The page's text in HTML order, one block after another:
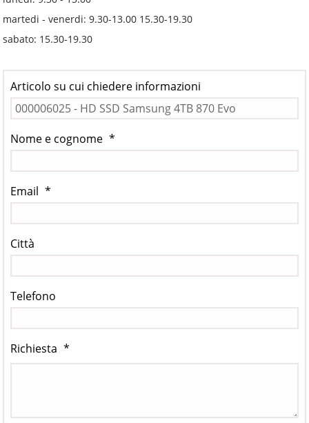
martedi - venerdi: 9.30-13.00 15.30-19.30
sabato: 15.30-19.30
Articolo su cui chiedere informazioni
Nome e cognome *
Email *
Città
Telefono
Richiesta *